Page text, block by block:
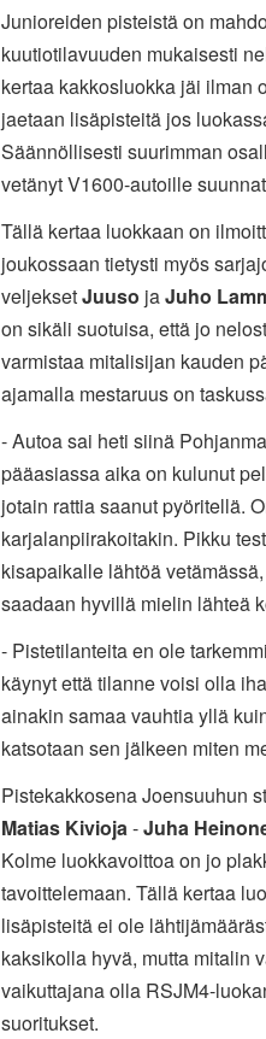
Junioreiden pisteistä on
kuutiotilavuuden mukaisesti
kertaa kakkosluokka jäi ilman
jaetaan lisäpisteitä jos
Säännöllisesti suurimman
vetänyt V1600-autoille
Tällä kertaa luokkaan on
joukossaan tietysti myös
veljeksetJuuso jaJuho
on sikäli suotuisa, että jo
varmistaa mitalisijan kauden
ajamalla mestaruus on
- Autoa sai heti siinä
pääasiassa aika on kulunut
jotain rattia saanut pyöritellä.
karjalanpiirakoitakin. Pikku
kisapaikalle lähtöä
saadaan hyvillä mielin lähteä
- Pistetilanteita en ole
käynyt että tilanne voisi olla
ainakin samaa vauhtia yllä
katsotaan sen jälkeen miten
Pistekakkosena Joensuuhun
Matias Kivioja-Juha
Kolme luokkavoittoa on jo
tavoittelemaan. Tällä kertaa
lisäpisteitä ei ole
kaksikolla hyvä, mutta mitalin
vaikuttajana olla RSJM4-
suoritukset.